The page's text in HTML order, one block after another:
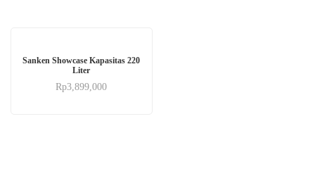
Sanken Showcase Kapasitas 220
Liter
Rp3,899,000